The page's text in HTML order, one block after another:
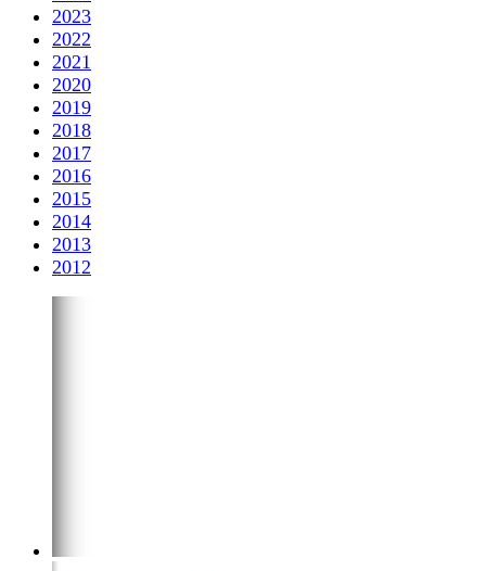
2023
2022
2021
2020
2019
2018
2017
2016
2015
2014
2013
2012